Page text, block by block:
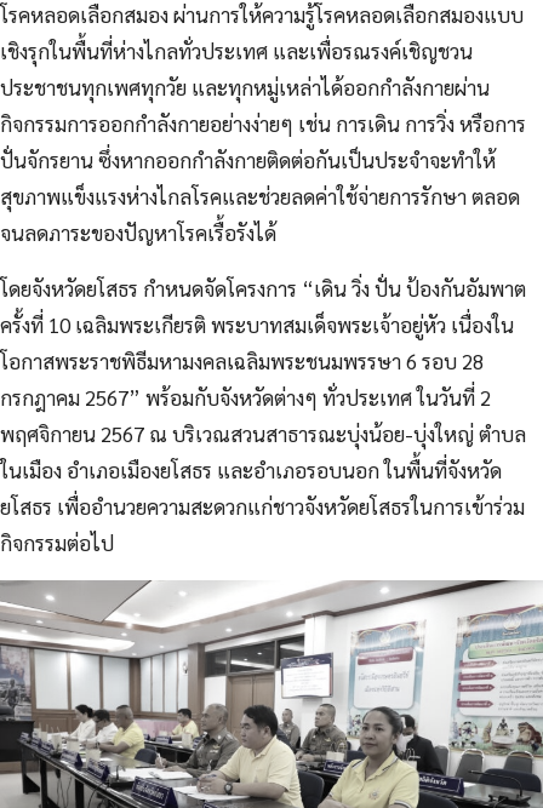
โรคหลอดเลือกสมอง ผ่านการให้ความรู้โรคหลอดเลือกสมองแบบ
เชิงรุกในพื้นที่ห่างไกลทั่วประเทศ และเพื่อรณรงค์เชิญชวน
ประชาชนทุกเพศทุกวัย และทุกหมู่เหล่าได้ออกกำลังกายผ่าน
กิจกรรมการออกกำลังกายอย่างง่ายๆ เช่น การเดิน การวิ่ง หรือการ
ปั่นจักรยาน ซึ่งหากออกกำลังกายติดต่อกันเป็นประจำจะทำให้
สุขภาพแข็งแรงห่างไกลโรคและช่วยลดค่าใช้จ่ายการรักษา ตลอด
จนลดภาระของปัญหาโรคเรื้อรังได้
โดยจังหวัดยโสธร กำหนดจัดโครงการ “เดิน วิ่ง ปั่น ป้องกันอัมพาต
ครั้งที่ 10 เฉลิมพระเกียรติ พระบาทสมเด็จพระเจ้าอยู่หัว เนื่องใน
โอกาสพระราชพิธีมหามงคลเฉลิมพระชนมพรรษา 6 รอบ 28
กรกฎาคม 2567” พร้อมกับจังหวัดต่างๆ ทั่วประเทศ ในวันที่ 2
พฤศจิกายน 2567 ณ บริเวณสวนสาธารณะบุ่งน้อย-บุ่งใหญ่ ตำบล
ในเมือง อำเภอเมืองยโสธร และอำเภอรอบนอก ในพื้นที่จังหวัด
ยโสธร เพื่ออำนวยความสะดวกแก่ชาวจังหวัดยโสธรในการเข้าร่วม
กิจกรรมต่อไป